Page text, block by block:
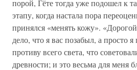
порой, Гёте тогда уже подошел к
этапу, когда настала пора
принялся «менять кожу».
дело, что я вас позабыл, а просто
противу всего света, что
древности; и это весьма для меня